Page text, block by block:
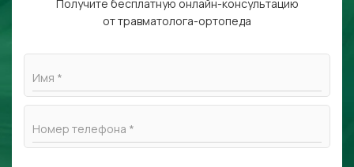
Получите бесплатную онлайн-консультацию
от травматолога-ортопеда
Имя *
Номер телефона *